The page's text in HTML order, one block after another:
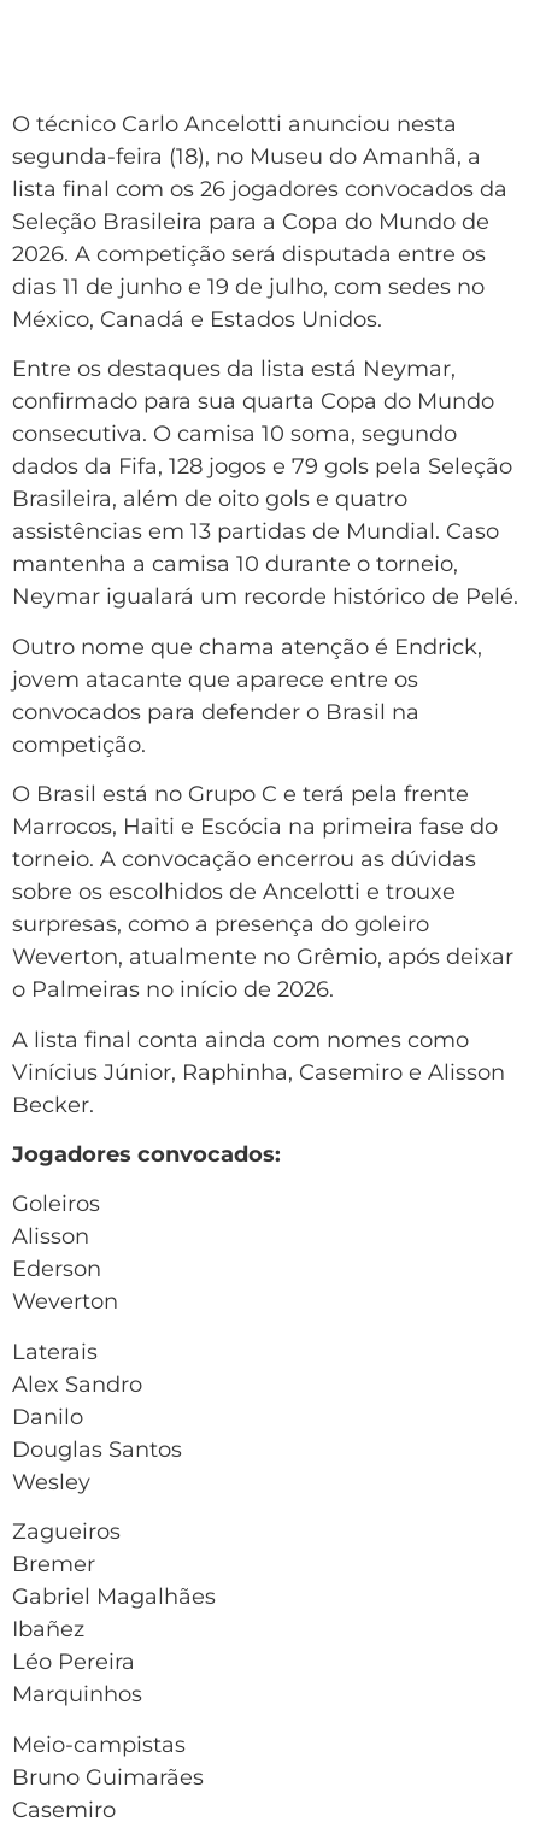
O técnico Carlo Ancelotti anunciou nesta
segunda-feira (18), no Museu do Amanhã, a
lista final com os 26 jogadores convocados da
Seleção Brasileira para a Copa do Mundo de
2026. A competição será disputada entre os
dias 11 de junho e 19 de julho, com sedes no
México, Canadá e Estados Unidos.
Entre os destaques da lista está Neymar,
confirmado para sua quarta Copa do Mundo
consecutiva. O camisa 10 soma, segundo
dados da Fifa, 128 jogos e 79 gols pela Seleção
Brasileira, além de oito gols e quatro
assistências em 13 partidas de Mundial. Caso
mantenha a camisa 10 durante o torneio,
Neymar igualará um recorde histórico de Pelé.
Outro nome que chama atenção é Endrick,
jovem atacante que aparece entre os
convocados para defender o Brasil na
competição.
O Brasil está no Grupo C e terá pela frente
Marrocos, Haiti e Escócia na primeira fase do
torneio. A convocação encerrou as dúvidas
sobre os escolhidos de Ancelotti e trouxe
surpresas, como a presença do goleiro
Weverton, atualmente no Grêmio, após deixar
o Palmeiras no início de 2026.
A lista final conta ainda com nomes como
Vinícius Júnior, Raphinha, Casemiro e Alisson
Becker.
Jogadores convocados:
Goleiros
Alisson
Ederson
Weverton
Laterais
Alex Sandro
Danilo
Douglas Santos
Wesley
Zagueiros
Bremer
Gabriel Magalhães
Ibañez
Léo Pereira
Marquinhos
Meio-campistas
Bruno Guimarães
Casemiro